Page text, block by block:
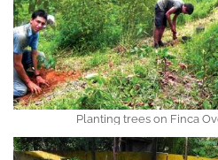
Planting trees on Finca